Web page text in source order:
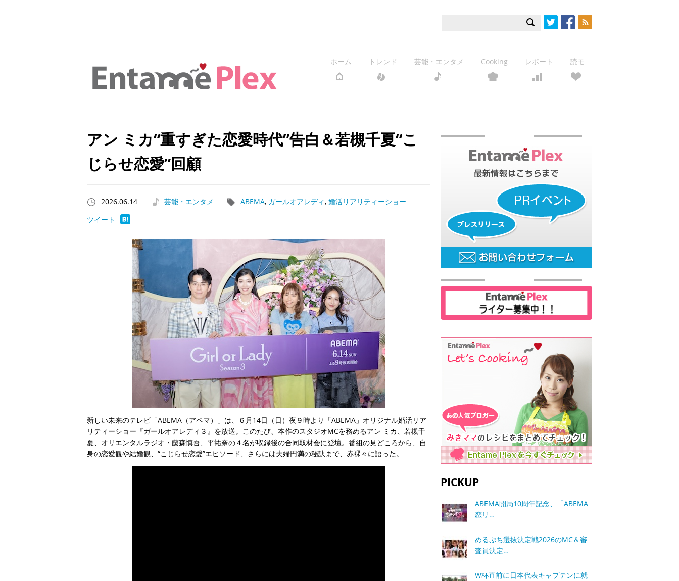
ホーム トレンド 芸能・エンタメ Cooking レポート 読モ
アン ミカ“重すぎた恋愛時代”告白＆若槻千夏“こ
じらせ恋愛”回顧
2026.06.14 芸能・エンタメ ABEMA, ガールオアレディ, 婚活リアリティーショー
ツイート
新しい未来のテレビ「ABEMA（アベマ）」は、６月14日（日）夜９時より「ABEMA」オリジナル婚活リア
リティーショー『ガールオアレディ３』を放送。このたび、本作のスタジオMCを務めるアン ミカ、若槻千
夏、オリエンタルラジオ・藤森慎吾、平祐奈の４名が収録後の合同取材会に登壇。番組の見どころから、自
身の恋愛観や結婚観、“こじらせ恋愛”エピソード、さらには夫婦円満の秘訣まで、赤裸々に語った。
PICKUP
ABEMA開局10周年記念、「ABEMA
恋リ…
めるぷち選抜決定戦2026のMC＆審
査員決定…
W杯直前に日本代表キャプテンに就